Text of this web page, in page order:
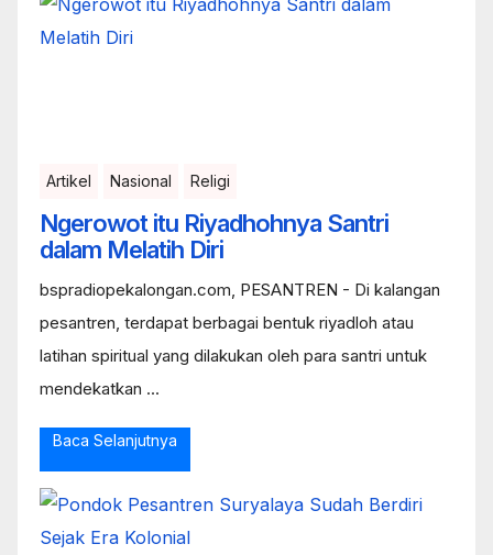
Artikel Nasional Religi
Ngerowot itu Riyadhohnya Santri
dalam Melatih Diri
bspradiopekalongan.com, PESANTREN - Di kalangan
pesantren, terdapat berbagai bentuk riyadloh atau
latihan spiritual yang dilakukan oleh para santri untuk
mendekatkan ...
Baca Selanjutnya